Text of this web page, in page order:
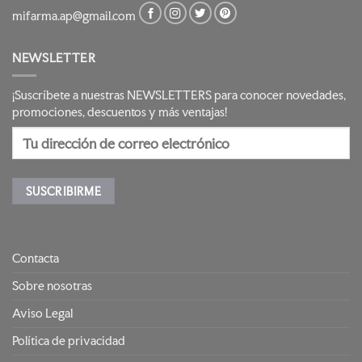
mifarma.ap@gmail.com
NEWSLETTER
¡Suscríbete a nuestras NEWSLETTERS para conocer novedades,
promociones, descuentos y más ventajas!
Contacta
Sobre nosotras
Aviso Legal
Política de privacidad